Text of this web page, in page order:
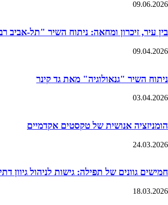
09.06.2026
בין עיר, זיכרון ומחאה: ניתוח השיר "תל-אביב
09.04.2026
ניתוח השיר "גנאולוגיה" מאת גד קינר
03.04.2026
הומניזציה אנושית של טקסטים אקדמיים
24.03.2026
חמישים גוונים של תפילה: גישות לניהול
18.03.2026